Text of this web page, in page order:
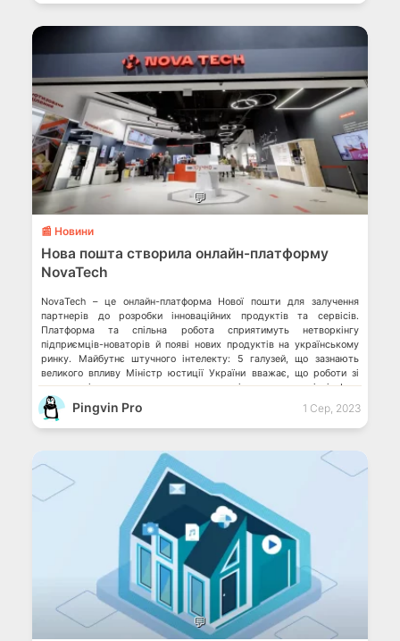
💬
📰 Новини
Нова пошта створила онлайн-платформу
NovaTech
NovaTech – це онлайн-платформа Нової пошти для залучення
партнерів до розробки інноваційних продуктів та сервісів.
Платформа та спільна робота сприятимуть нетворкінгу
підприємців-новаторів й появі нових продуктів на українському
ринку. Майбутнє штучного інтелекту: 5 галузей, що зазнають
великого впливу Міністр юстиції України вважає, що роботи зі
штучним інтелектом можуть стати помічниками нотаріусів Ілон
Маск заснував нову […]
Pingvin Pro 1 Сер, 2023
💬